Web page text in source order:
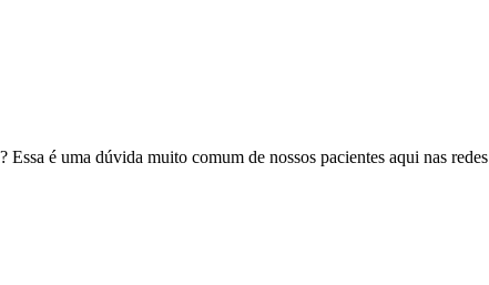
é uma dúvida muito comum de nossos pacientes aqui nas redes